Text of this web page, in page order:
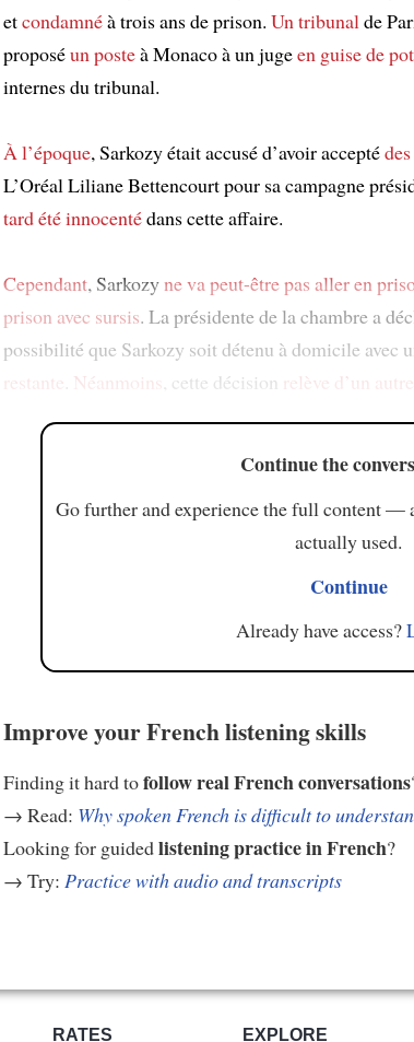
etcondamnéà trois ans de prison. Un tribunalde
proposéun posteà Monaco à un jugeen guise de
internes du tribunal.
À l’époque, Sarkozy était accusé d’avoir accepté
L’Oréal Liliane Bettencourt pour sa campagne
tard été innocentédans cette affaire.
Cependant, Sarkozyne va peut-être pas aller en
prison avec sursis. La présidente de la chambre a
possibilité que Sarkozy soit détenu à domicile avec
restante Néanmoins , cette décision relève d’un
Continue the
Go further and experience the full content —
actually used.
Continue
Already have access?
Improve your French listening skills
Finding it hard tofollow real French conversations
→ Read: Why spoken French is difficult to
Looking for guidedlistening practice in French?
→ Try: Practice with audio and transcripts
RATES EXPLORE